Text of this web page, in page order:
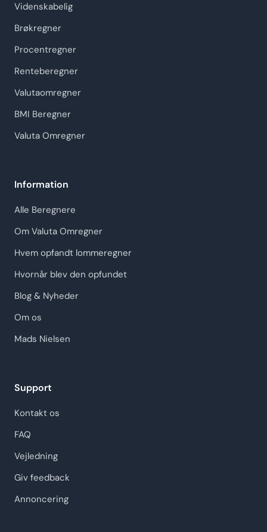
Videnskabelig
Brøkregner
Procentregner
Renteberegner
Valutaomregner
BMI Beregner
Valuta Omregner
Information
Alle Beregnere
Om Valuta Omregner
Hvem opfandt lommeregner
Hvornår blev den opfundet
Blog & Nyheder
Om os
Mads Nielsen
Support
Kontakt os
FAQ
Vejledning
Giv feedback
Annoncering